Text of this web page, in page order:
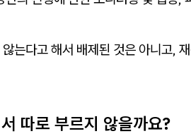
는다고 해서 배제된 것은 아니고,
따로 부르지 않을까요?